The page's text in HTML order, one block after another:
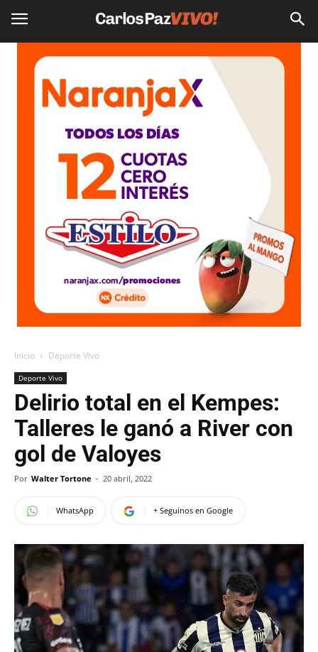
Inicio Deporte Vivo
Deporte Vivo
Delirio total en el Kempes:
Talleres le ganó a River con
gol de Valoyes
Por Walter Tortone - 20 abril, 2022
WhatsApp + Seguinos en Google